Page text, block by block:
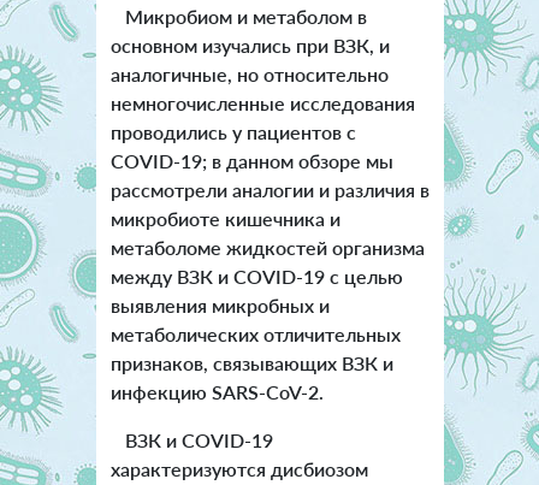
Микробиом и метаболом в
основном изучались при ВЗК, и
аналогичные, но относительно
немногочисленные исследования
проводились у пациентов с
COVID-19; в данном обзоре мы
рассмотрели аналогии и различия в
микробиоте кишечника и
метаболоме жидкостей организма
между ВЗК и COVID-19 с целью
выявления микробных и
метаболических отличительных
признаков, связывающих ВЗК и
инфекцию SARS-CoV-2.
ВЗК и COVID-19
характеризуются дисбиозом